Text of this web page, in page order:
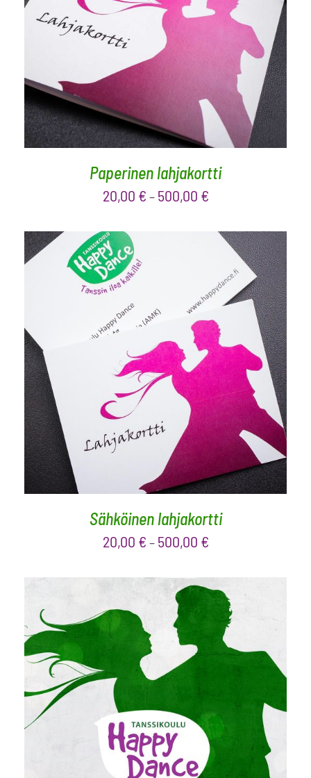
VALITSE ARVO / LISÄTIEDOT
Paperinen lahjakortti
20,00 € – 500,00 €
VALITSE ARVO / LISÄTIEDOT
Sähköinen lahjakortti
20,00 € – 500,00 €
VALITSE ARVO / LISÄTIEDOT